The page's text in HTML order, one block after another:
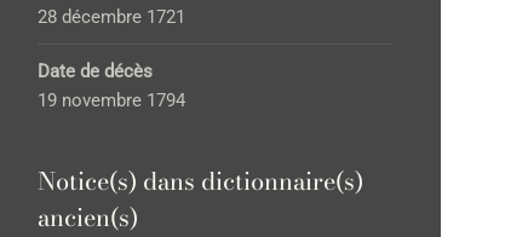
28 décembre 1721
Date de décès
19 novembre 1794
Notice(s) dans dictionnaire(s)
ancien(s)